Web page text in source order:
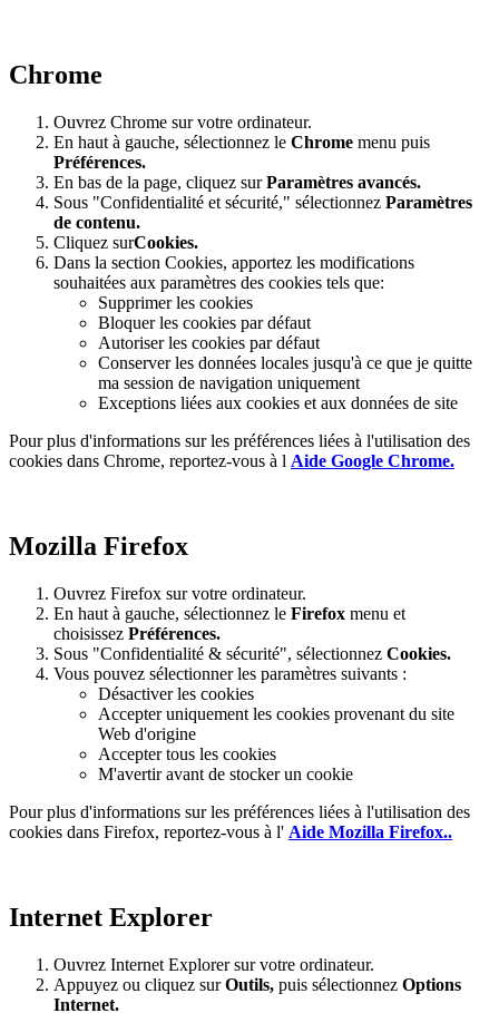
Chrome
Ouvrez Chrome sur votre ordinateur.
En haut à gauche, sélectionnez le Chrome menu puis
Préférences.
En bas de la page, cliquez surParamètres avancés.
Sous "Confidentialité et sécurité," sélectionnez Paramètres
de contenu.
Cliquez surCookies.
Dans la section Cookies, apportez les modifications
souhaitées aux paramètres des cookies tels que:
Supprimer les cookies
Bloquer les cookies par défaut
Autoriser les cookies par défaut
Conserver les données locales jusqu'à ce que je quitte
ma session de navigation uniquement
Exceptions liées aux cookies et aux données de site
Pour plus d'informations sur les préférences liées à l'utilisation des
cookies dans Chrome, reportez-vous à l Aide Google Chrome.
Mozilla Firefox
Ouvrez Firefox sur votre ordinateur.
En haut à gauche, sélectionnez le Firefox menu et
choisissez Préférences.
Sous "Confidentialité & sécurité", sélectionnez Cookies.
Vous pouvez sélectionner les paramètres suivants :
Désactiver les cookies
Accepter uniquement les cookies provenant du site
Web d'origine
Accepter tous les cookies
M'avertir avant de stocker un cookie
Pour plus d'informations sur les préférences liées à l'utilisation des
cookies dans Firefox, reportez-vous à l' Aide Mozilla Firefox..
Internet Explorer
Ouvrez Internet Explorer sur votre ordinateur.
Appuyez ou cliquez surOutils, puis sélectionnez Options
Internet.